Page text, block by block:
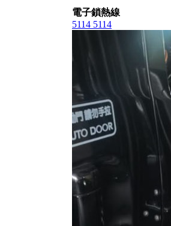
電子鎖熱線
5114 5114